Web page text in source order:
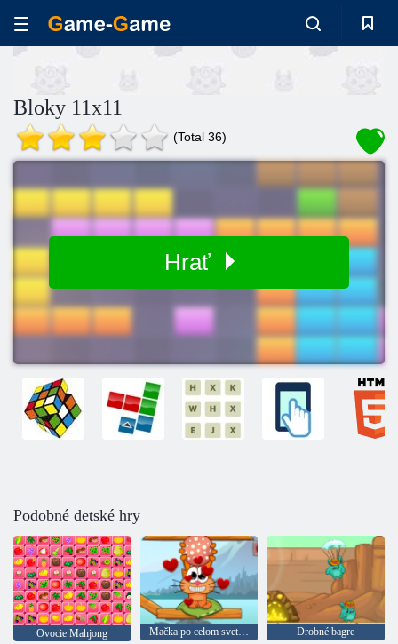
Bloky 11x11
(Total 36)
Hrať
Podobné detské hry
Ovocie Mahjong Mačka po celom svete: Alpine lake Drobné bagre